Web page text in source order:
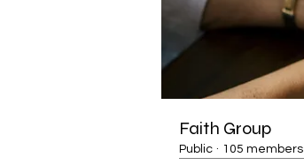
Faith Group
Public · 105 members